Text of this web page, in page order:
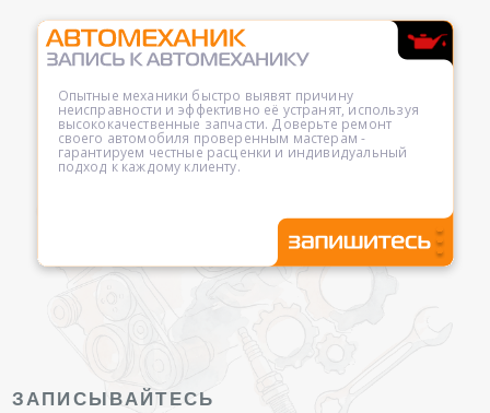
Опытные механики быстро выявят причину
неисправности и эффективно её устранят, используя
высококачественные запчасти. Доверьте ремонт
своего автомобиля проверенным мастерам -
гарантируем честные расценки и индивидуальный
подход к каждому клиенту.
ЗАПИСЫВАЙТЕСЬ